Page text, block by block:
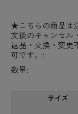
★こちらの商品は
文後のキャンセル・
返品・交換・変更
可です。:
数量:
サイズ